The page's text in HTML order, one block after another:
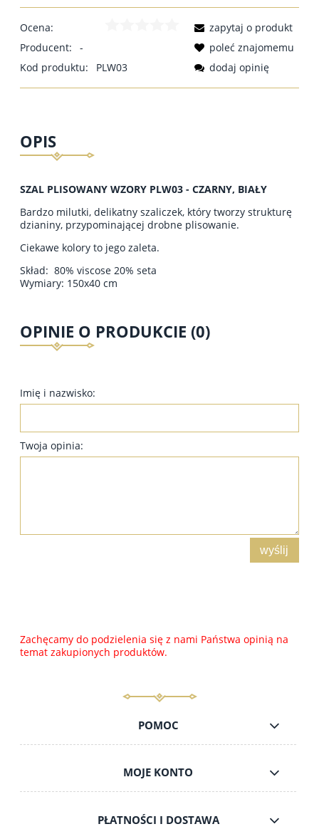
Ocena:
Producent:
-
Kod produktu:
PLW03
zapytaj o produkt
poleć znajomemu
dodaj opinię
OPIS
SZAL PLISOWANY WZORY PLW03 - CZARNY, BIAŁY
Bardzo milutki, delikatny szaliczek, który tworzy strukturę
dzianiny, przypominającej drobne plisowanie.
Ciekawe kolory to jego zaleta.
Skład: 80% viscose 20% seta
Wymiary: 150x40 cm
OPINIE O PRODUKCIE (0)
Imię i nazwisko:
Twoja opinia:
wyślij
Zachęcamy do podzielenia się z nami Państwa opinią na
temat zakupionych produktów.
POMOC
MOJE KONTO
PŁATNOŚCI I DOSTAWA